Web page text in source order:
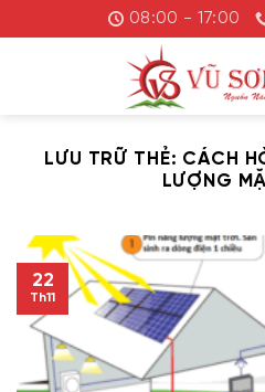
đến
08:00 - 17:00
LƯU TRỮ THẺ: CÁCH
LƯỢNG
22
Th11